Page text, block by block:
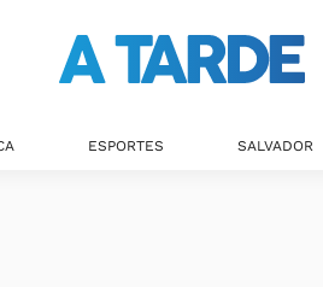
ESPORTES SALVADOR